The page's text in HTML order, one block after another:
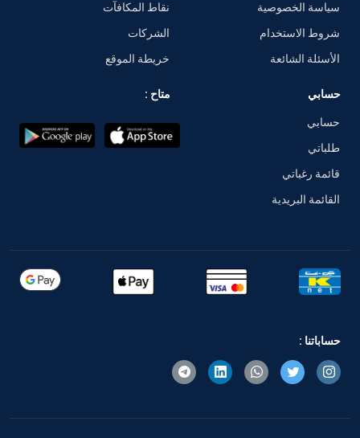
سياسة الخصوصية
شروط الاستخدام
الأسئلة الشائعة
نقاط المكافآت
الشركات
خريطة الموقع
حسابي
حسابي
طلباتي
قائمة رغباتي
القائمة البريدية
متاح :
حساباتنا :